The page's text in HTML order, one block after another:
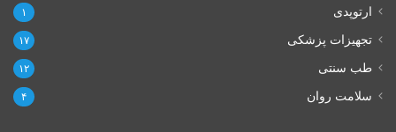
ارتوپدی ۱
تجهیزات پزشکی ۱۷
طب سنتی ۱۲
سلامت روان ۴